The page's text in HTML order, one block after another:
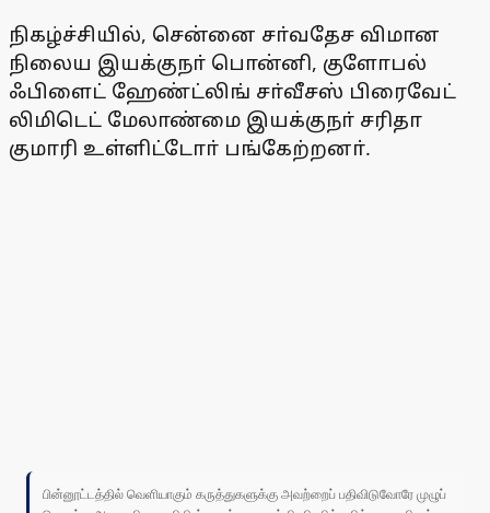
நிகழ்ச்சியில், சென்னை சா்வதேச விமான
நிலைய இயக்குநா் பொன்னி, குளோபல்
ஃபிளைட் ஹேண்ட்லிங் சா்வீசஸ் பிரைவேட்
லிமிடெட் மேலாண்மை இயக்குநா் சரிதா
குமாரி உள்ளிட்டோா் பங்கேற்றனா்.
பின்னூட்டத்தில் வெளியாகும் கருத்துகளுக்கு அவற்றைப் பதிவிடுவோரே முழுப்